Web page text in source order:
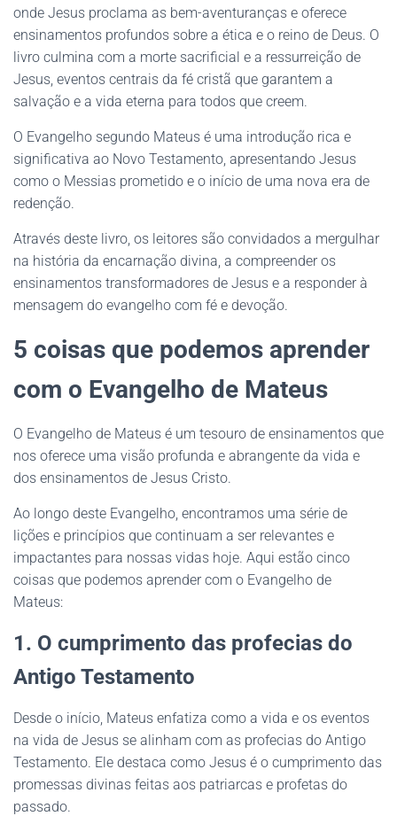
onde Jesus proclama as bem-aventuranças e oferece
ensinamentos profundos sobre a ética e o reino de Deus. O
livro culmina com a morte sacrificial e a ressurreição de
Jesus, eventos centrais da fé cristã que garantem a
salvação e a vida eterna para todos que creem.
O Evangelho segundo Mateus é uma introdução rica e
significativa ao Novo Testamento, apresentando Jesus
como o Messias prometido e o início de uma nova era de
redenção.
Através deste livro, os leitores são convidados a mergulhar
na história da encarnação divina, a compreender os
ensinamentos transformadores de Jesus e a responder à
mensagem do evangelho com fé e devoção.
5 coisas que podemos aprender
com o Evangelho de Mateus
O Evangelho de Mateus é um tesouro de ensinamentos que
nos oferece uma visão profunda e abrangente da vida e
dos ensinamentos de Jesus Cristo.
Ao longo deste Evangelho, encontramos uma série de
lições e princípios que continuam a ser relevantes e
impactantes para nossas vidas hoje. Aqui estão cinco
coisas que podemos aprender com o Evangelho de
Mateus:
1. O cumprimento das profecias do
Antigo Testamento
Desde o início, Mateus enfatiza como a vida e os eventos
na vida de Jesus se alinham com as profecias do Antigo
Testamento. Ele destaca como Jesus é o cumprimento das
promessas divinas feitas aos patriarcas e profetas do
passado.